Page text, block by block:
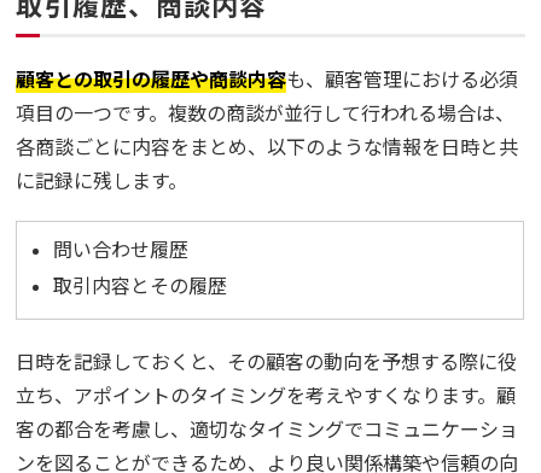
顧客との取引の履歴や商談内容も、顧客管理における必須
項目の一つです。複数の商談が並行して行われる場合は、
各商談ごとに内容をまとめ、以下のような情報を日時と共
に記録に残します。
問い合わせ履歴
取引内容とその履歴
日時を記録しておくと、その顧客の動向を予想する際に役
立ち、アポイントのタイミングを考えやすくなります。顧
客の都合を考慮し、適切なタイミングでコミュニケーショ
ンを図ることができるため、より良い関係構築や信頼の向